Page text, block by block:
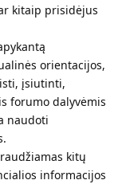
kitaip prisidėjus
orientacijos,
įsiutinti,
forumo dalyvėmis
naudoti
kitų
informacijos